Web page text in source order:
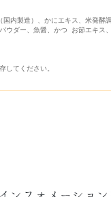
内製造）、かにエキス、米発
ウダー、魚醤、かつ お節エキ
してください。